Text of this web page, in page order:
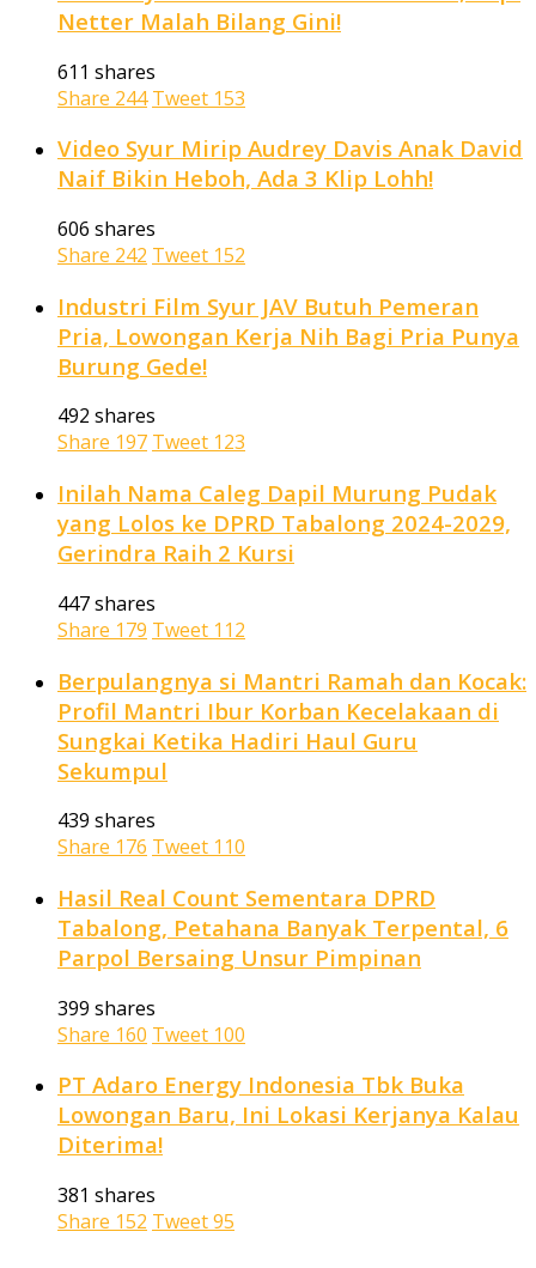
Netter Malah Bilang Gini!
611 shares
Share 244 Tweet 153
Video Syur Mirip Audrey Davis Anak David
Naif Bikin Heboh, Ada 3 Klip Lohh!
606 shares
Share 242 Tweet 152
Industri Film Syur JAV Butuh Pemeran
Pria, Lowongan Kerja Nih Bagi Pria Punya
Burung Gede!
492 shares
Share 197 Tweet 123
Inilah Nama Caleg Dapil Murung Pudak
yang Lolos ke DPRD Tabalong 2024-2029,
Gerindra Raih 2 Kursi
447 shares
Share 179 Tweet 112
Berpulangnya si Mantri Ramah dan Kocak:
Profil Mantri Ibur Korban Kecelakaan di
Sungkai Ketika Hadiri Haul Guru
Sekumpul
439 shares
Share 176 Tweet 110
Hasil Real Count Sementara DPRD
Tabalong, Petahana Banyak Terpental, 6
Parpol Bersaing Unsur Pimpinan
399 shares
Share 160 Tweet 100
PT Adaro Energy Indonesia Tbk Buka
Lowongan Baru, Ini Lokasi Kerjanya Kalau
Diterima!
381 shares
Share 152 Tweet95